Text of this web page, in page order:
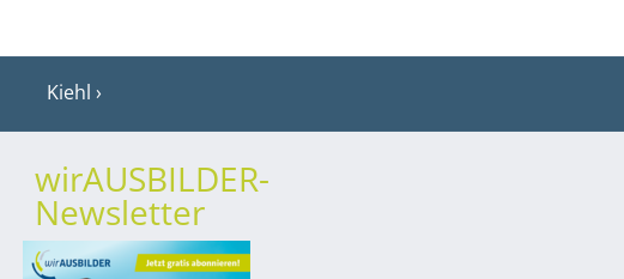
Kiehl
wirAUSBILDER-
Newsletter